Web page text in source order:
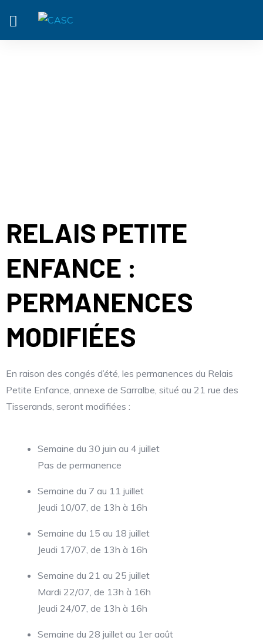
RELAIS PETITE
ENFANCE :
PERMANENCES
MODIFIÉES
En raison des congés d’été, les permanences du Relais
Petite Enfance, annexe de Sarralbe, situé au 21 rue des
Tisserands, seront modifiées :
Semaine du 30 juin au 4 juillet
Pas de permanence
Semaine du 7 au 11 juillet
Jeudi 10/07, de 13h à 16h
Semaine du 15 au 18 juillet
Jeudi 17/07, de 13h à 16h
Semaine du 21 au 25 juillet
Mardi 22/07, de 13h à 16h
Jeudi 24/07, de 13h à 16h
Semaine du 28 juillet au 1er août